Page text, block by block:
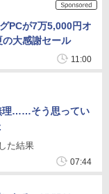
PCが7万5,000円オ
大感謝セール
11:00
理……そう思ってい
た結果
07:44